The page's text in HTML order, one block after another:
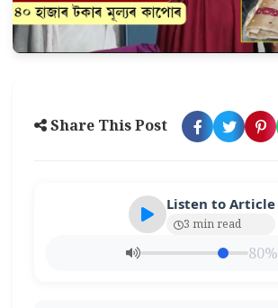
Share This Post
Listen to Article
3 min read
80%